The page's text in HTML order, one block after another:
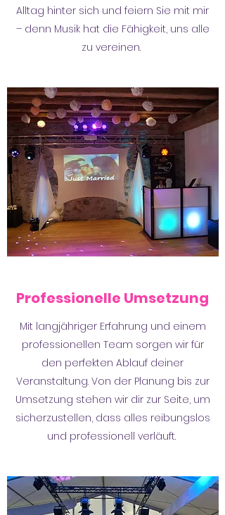
Alltag hinter sich und feiern Sie mit mir
– denn Musik hat die Fähigkeit, uns alle
zu vereinen.
Professionelle Umsetzung
Mit langjähriger Erfahrung und einem
professionellen Team sorgen wir für
den perfekten Ablauf deiner
Veranstaltung. Von der Planung bis zur
Umsetzung stehen wir dir zur Seite, um
sicherzustellen, dass alles reibungslos
und professionell verläuft.